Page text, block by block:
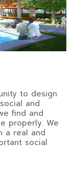
to design
and
find and
properly. We
a real and
social